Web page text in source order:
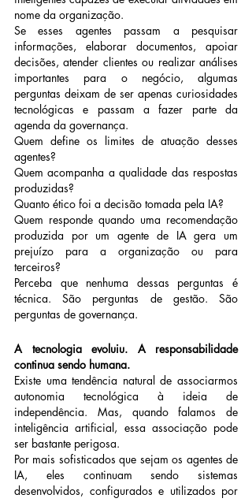
nome da organização.
Se esses agentes passam a pesquisar
informações, elaborar documentos, apoiar
decisões, atender clientes ou realizar análises
importantes para o negócio, algumas
perguntas deixam de ser apenas curiosidades
tecnológicas e passam a fazer parte da
agenda da governança.
Quem define os limites de atuação desses
agentes?
Quem acompanha a qualidade das respostas
produzidas?
Quanto ético foi a decisão tomada pela IA?
Quem responde quando uma recomendação
produzida por um agente de IA gera um
prejuízo para a organização ou para
terceiros?
Perceba que nenhuma dessas perguntas é
técnica. São perguntas de gestão. São
perguntas de governança.
A tecnologia evoluiu. A responsabilidade
continua sendo humana.
Existe uma tendência natural de associarmos
autonomia tecnológica à ideia de
independência. Mas, quando falamos de
inteligência artificial, essa associação pode
ser bastante perigosa.
Por mais sofisticados que sejam os agentes de
IA, eles continuam sendo sistemas
desenvolvidos, configurados e utilizados por